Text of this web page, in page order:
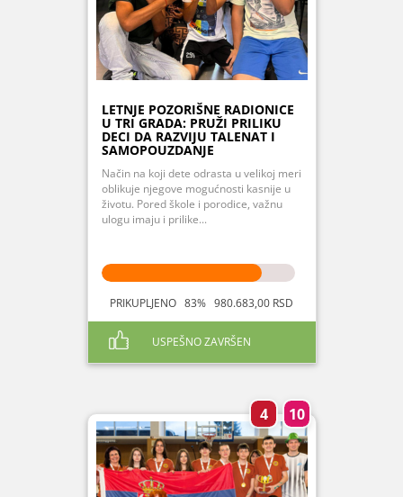
LETNJE POZORIŠNE RADIONICE
U TRI GRADA: PRUŽI PRILIKU
DECI DA RAZVIJU TALENAT I
SAMOPOUZDANJE
Način na koji dete odrasta u velikoj meri
oblikuje njegove mogućnosti kasnije u
životu. Pored škole i porodice, važnu
ulogu imaju i prilike...
PRIKUPLJENO 83% 980.683,00 RSD
USPEŠNO ZAVRŠEN
4 10